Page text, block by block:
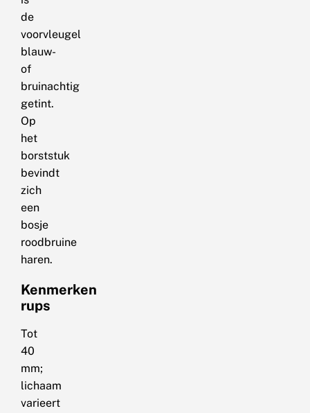
de
voorvleugel
blauw-
of
bruinachtig
getint.
Op
het
borststuk
bevindt
zich
een
bosje
roodbruine
haren.
Kenmerken
rups
Tot
40
mm;
lichaam
varieert